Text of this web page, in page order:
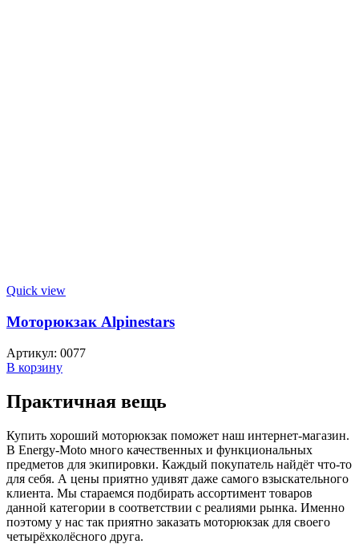
Quick view
Моторюкзак Alpinestars
Артикул: 0077
В корзину
Практичная вещь
Купить хороший моторюкзак поможет наш интернет-магазин.
В Energy-Moto много качественных и функциональных
предметов для экипировки. Каждый покупатель найдёт что-то
для себя. А цены приятно удивят даже самого взыскательного
клиента. Мы стараемся подбирать ассортимент товаров
данной категории в соответствии с реалиями рынка. Именно
поэтому у нас так приятно заказать моторюкзак для своего
четырёхколёсного друга.